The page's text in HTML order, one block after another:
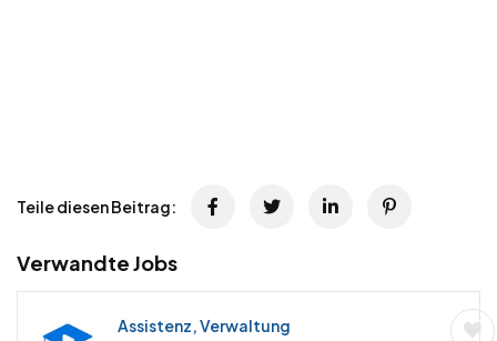
Teile diesen Beitrag:
Verwandte Jobs
Assistenz, Verwaltung